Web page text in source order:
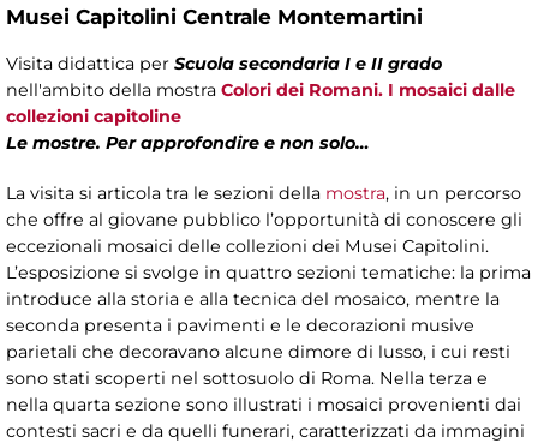
Musei Capitolini Centrale Montemartini
Visita didattica per Scuola secondaria I e II grado
nell'ambito della mostra Colori dei Romani. I mosaici dalle
collezioni capitoline
Le mostre. Per approfondire e non solo…
La visita si articola tra le sezioni della mostra, in un percorso
che offre al giovane pubblico l’opportunità di conoscere gli
eccezionali mosaici delle collezioni dei Musei Capitolini.
L’esposizione si svolge in quattro sezioni tematiche: la prima
introduce alla storia e alla tecnica del mosaico, mentre la
seconda presenta i pavimenti e le decorazioni musive
parietali che decoravano alcune dimore di lusso, i cui resti
sono stati scoperti nel sottosuolo di Roma. Nella terza e
nella quarta sezione sono illustrati i mosaici provenienti dai
contesti sacri e da quelli funerari, caratterizzati da immagini